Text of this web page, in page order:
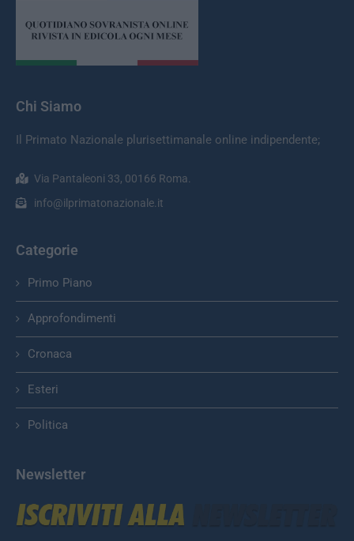
Chi Siamo
Il Primato Nazionale plurisettimanale online indipendente;
Via Pantaleoni 33, 00166 Roma.
info@ilprimatonazionale.it
Categorie
Primo Piano
Approfondimenti
Cronaca
Esteri
Politica
Newsletter